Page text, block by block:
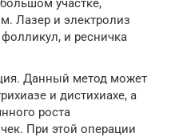
участке,
Лазер и электролиз
и ресничка
Данный метод может
и дистихиахе, а
роста
При этой операции